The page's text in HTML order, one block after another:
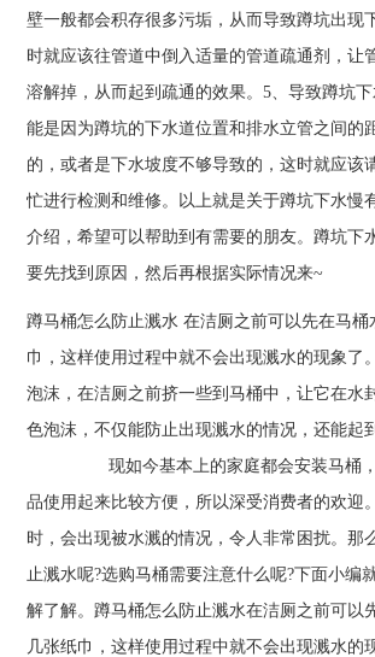
壁一般都会积存很多污垢，从而导致蹲坑出现
时就应该往管道中倒入适量的管道疏通剂，让
溶解掉，从而起到疏通的效果。5、导致蹲坑
能是因为蹲坑的下水道位置和排水立管之间的
的，或者是下水坡度不够导致的，这时就应该
忙进行检测和维修。以上就是关于蹲坑下水慢
介绍，希望可以帮助到有需要的朋友。蹲坑下
要先找到原因，然后再根据实际情况来~
蹲马桶怎么防止溅水 在洁厕之前可以先在马桶
巾，这样使用过程中就不会出现溅水的现象了
泡沫，在洁厕之前挤一些到马桶中，让它在水
色泡沫，不仅能防止出现溅水的情况，还能
现如今基本上的家庭都会安装马桶，
品使用起来比较方便，所以深受消费者的欢迎
时，会出现被水溅的情况，令人非常困扰。那
止溅水呢?选购马桶需要注意什么呢?下面小编
解了解。蹲马桶怎么防止溅水在洁厕之前可以
几张纸巾，这样使用过程中就不会出现溅水的